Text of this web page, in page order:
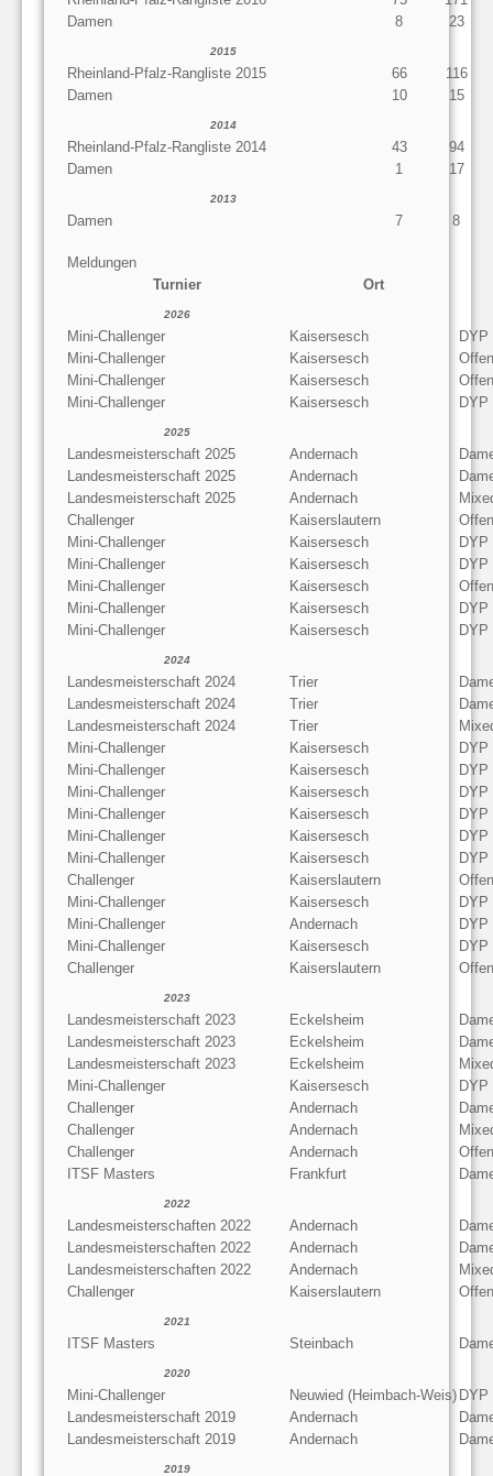
Damen
8 23
2015
Rheinland-Pfalz-Rangliste 2015 66
116
Damen
10 15
2014
Rheinland-Pfalz-Rangliste 2014 43
94
Damen
1 17
2013
Damen 7 8
Meldungen
Turnier
Ort
2026
Mini-Challenger Kaisersesch
DYP
Mini-Challenger
Kaisersesch
Mini-Challenger
Kaisersesch
Mini-Challenger
Kaisersesch DYP
2025
Landesmeisterschaft 2025 Andernach
Landesmeisterschaft 2025
Andernach
Landesmeisterschaft 2025
Andernach
Challenger
Kaiserslautern
Mini-Challenger
Kaisersesch
DYP
Mini-Challenger
Kaisersesch
DYP
Mini-Challenger
Kaisersesch
Mini-Challenger
Kaisersesch
DYP
Mini-Challenger
Kaisersesch DYP
2024
Landesmeisterschaft 2024 Trier
Landesmeisterschaft 2024
Trier
Landesmeisterschaft 2024
Trier
Mini-Challenger
Kaisersesch
DYP
Mini-Challenger
Kaisersesch
DYP
Mini-Challenger
Kaisersesch
DYP
Mini-Challenger
Kaisersesch
DYP
Mini-Challenger
Kaisersesch
DYP
Mini-Challenger
Kaisersesch
DYP
Challenger
Kaiserslautern
Mini-Challenger
Kaisersesch
DYP
Mini-Challenger
Andernach
DYP
Mini-Challenger
Kaisersesch
DYP
Challenger
Kaiserslautern
2023
Landesmeisterschaft 2023 Eckelsheim
Landesmeisterschaft 2023
Eckelsheim
Landesmeisterschaft 2023
Eckelsheim
Mini-Challenger
Kaisersesch
DYP
Challenger
Andernach
Challenger
Andernach
Challenger
Andernach
ITSF Masters
Frankfurt
2022
Landesmeisterschaften 2022 Andernach
Landesmeisterschaften 2022
Andernach
Landesmeisterschaften 2022
Andernach
Challenger
Kaiserslautern
2021
ITSF Masters Steinbach
2020
Mini-Challenger Neuwied (Heimbach-Weis) DYP
Landesmeisterschaft 2019
Andernach
Landesmeisterschaft 2019
Andernach
2019